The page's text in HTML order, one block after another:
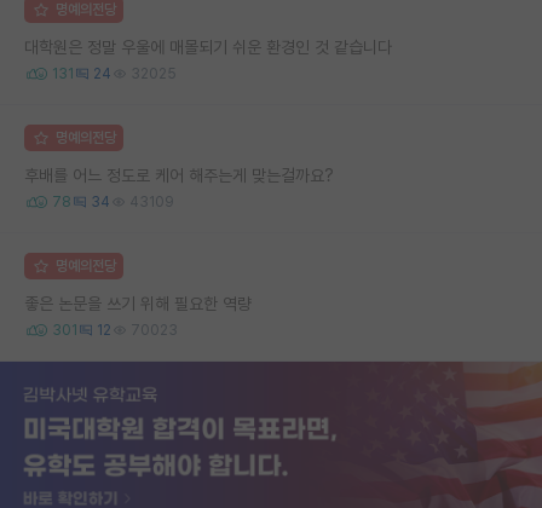
명예의전당
대학원은 정말 우울에 매몰되기 쉬운 환경인 것 같습니다
131 24 32025
명예의전당
후배를 어느 정도로 케어 해주는게 맞는걸까요?
78 34 43109
명예의전당
좋은 논문을 쓰기 위해 필요한 역량
301 12 70023